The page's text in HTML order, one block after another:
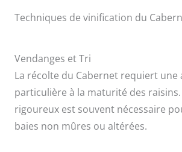
Techniques de vinification du
Vendanges et Tri
La récolte du Cabernet requiert
particulière à la maturité des
rigoureux est souvent nécessaire
baies non mûres ou altérées.